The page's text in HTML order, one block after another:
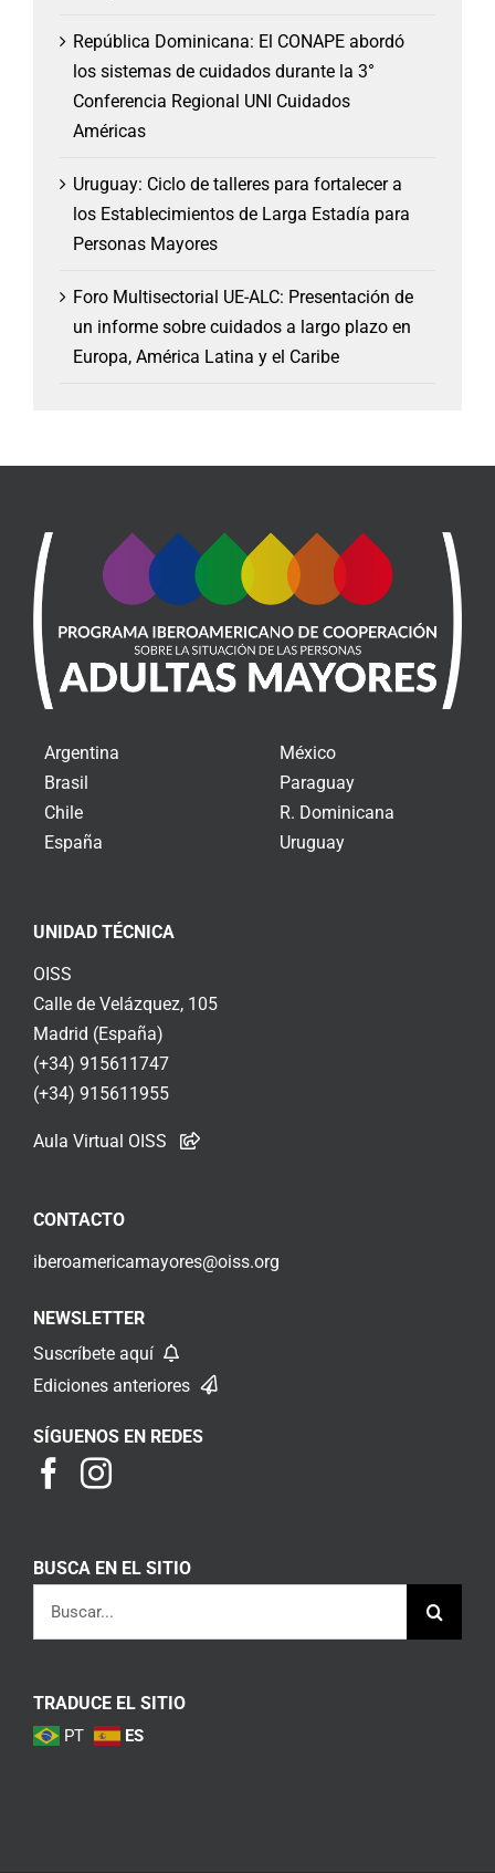
República Dominicana: El CONAPE abordó
los sistemas de cuidados durante la 3°
Conferencia Regional UNI Cuidados
Américas
Uruguay: Ciclo de talleres para fortalecer a
los Establecimientos de Larga Estadía para
Personas Mayores
Foro Multisectorial UE-ALC: Presentación de
un informe sobre cuidados a largo plazo en
Europa, América Latina y el Caribe
Argentina
Brasil
Chile
España
México
Paraguay
R. Dominicana
Uruguay
UNIDAD TÉCNICA
OISS
Calle de Velázquez, 105
Madrid (España)
(+34) 915611747
(+34) 915611955
Aula Virtual OISS
CONTACTO
iberoamericamayores@oiss.org
NEWSLETTER
Suscríbete aquí
Ediciones anteriores
SÍGUENOS EN REDES
BUSCA EN EL SITIO
TRADUCE EL SITIO
PT ES